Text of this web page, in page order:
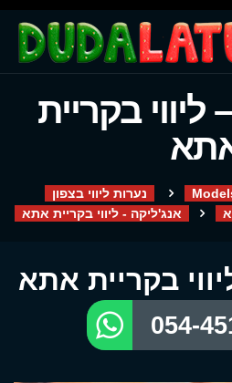
בקריית
נערות ליווי בצפון
אנג'ליקה - ליווי בקריית אתא
בקריית אתא
054-